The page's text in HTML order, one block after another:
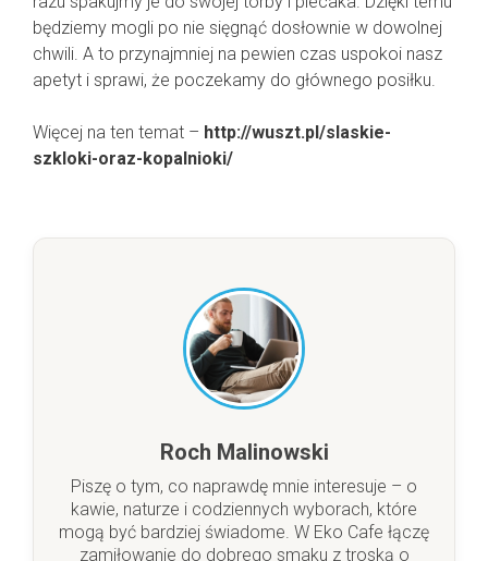
będziemy mogli po nie sięgnąć dosłownie w dowolnej
chwili. A to przynajmniej na pewien czas uspokoi nasz
apetyt i sprawi, że poczekamy do głównego posiłku.
Więcej na ten temat – http://wuszt.pl/slaskie-
szkloki-oraz-kopalnioki/
Roch Malinowski
Piszę o tym, co naprawdę mnie interesuje – o
kawie, naturze i codziennych wyborach, które
mogą być bardziej świadome. W Eko Cafe łączę
zamiłowanie do dobrego smaku z troską o